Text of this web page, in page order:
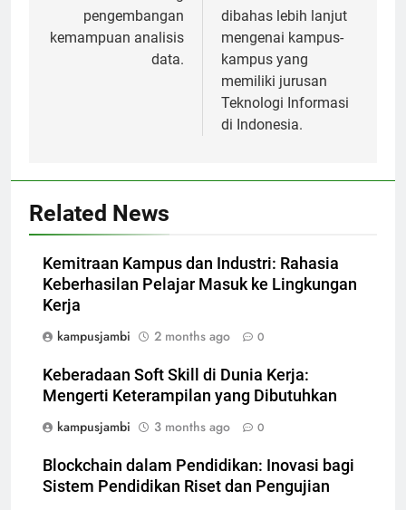
pengembangan
kemampuan analisis
data.
dibahas lebih lanjut
mengenai kampus-
kampus yang
memiliki jurusan
Teknologi Informasi
di Indonesia.
Related News
Kemitraan Kampus dan Industri: Rahasia
Keberhasilan Pelajar Masuk ke Lingkungan
Kerja
kampusjambi
2 months ago 0
Keberadaan Soft Skill di Dunia Kerja:
Mengerti Keterampilan yang Dibutuhkan
kampusjambi
3 months ago 0
Blockchain dalam Pendidikan: Inovasi bagi
Sistem Pendidikan Riset dan Pengujian